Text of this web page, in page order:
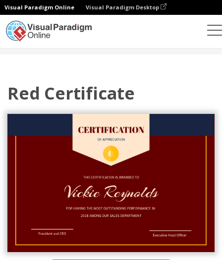
Visual Paradigm Online Visual Paradigm Desktop
Red Certificate